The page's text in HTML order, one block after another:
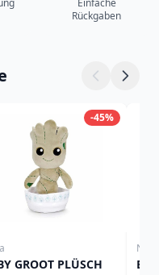
Einfache
Rückgaben
-45%
GROOT PLÜSCH
Neca